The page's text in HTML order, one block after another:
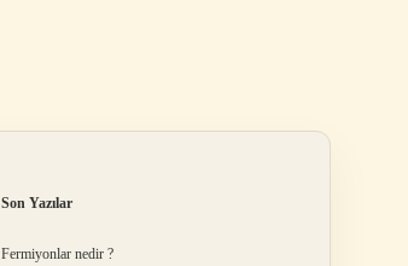
Son Yazılar
Fermiyonlar nedir ?